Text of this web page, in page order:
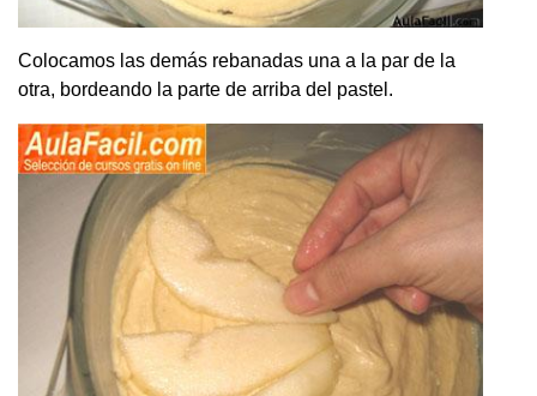
Colocamos las demás rebanadas una a la par de la
otra, bordeando la parte de arriba del pastel.